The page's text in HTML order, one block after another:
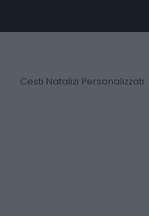
Cesti Natalizi Personalizzati